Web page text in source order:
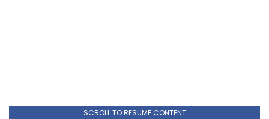
SCROLL TO RESUME CONTENT